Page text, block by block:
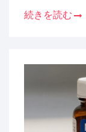
続きを読む